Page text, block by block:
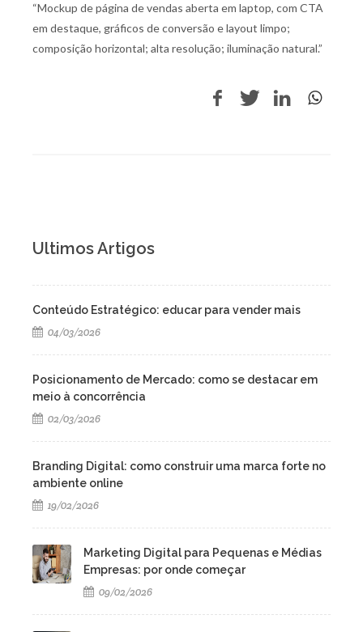
“Mockup de página de vendas aberta em laptop, com CTA
em destaque, gráficos de conversão e layout limpo;
composição horizontal; alta resolução; iluminação natural.”
Ultimos Artigos
Conteúdo Estratégico: educar para vender mais
04/03/2026
Posicionamento de Mercado: como se destacar em
meio à concorrência
02/03/2026
Branding Digital: como construir uma marca forte no
ambiente online
19/02/2026
Marketing Digital para Pequenas e Médias
Empresas: por onde começar
09/02/2026